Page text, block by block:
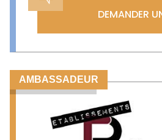
DEMANDER
AMBASSADEUR